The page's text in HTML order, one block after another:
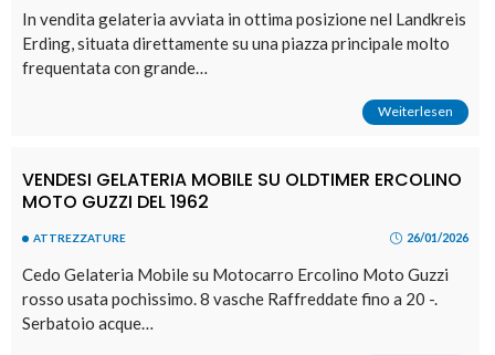
In vendita gelateria avviata in ottima posizione nel Landkreis
Erding, situata direttamente su una piazza principale molto
frequentata con grande…
Weiterlesen
VENDESI GELATERIA MOBILE SU OLDTIMER ERCOLINO
MOTO GUZZI DEL 1962
ATTREZZATURE 26/01/2026
Cedo Gelateria Mobile su Motocarro Ercolino Moto Guzzi
rosso usata pochissimo. 8 vasche Raffreddate fino a 20 -.
Serbatoio acque…